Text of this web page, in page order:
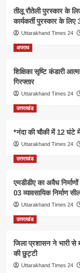
तीलू रौतेली पुरस्कार के
कार्यकर्ती पुरस्कार के लिए
Uttarakhand Times 24
अपराध
शिक्षिका सृष्टि कंडारी
गिरफ्तार
Uttarakhand Times 24
उत्तराखंड
*नंदा की चौकी में 12 घंटे
Uttarakhand Times 24
उत्तराखंड
एमडीडीए का अवैध
03 व्यावसायिक निर्माण
Uttarakhand Times 24
उत्तराखंड
जिला प्रशासन ने भारी
की छुट्टी
Uttarakhand Times 24